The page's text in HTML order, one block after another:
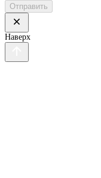
Отправить
Наверх